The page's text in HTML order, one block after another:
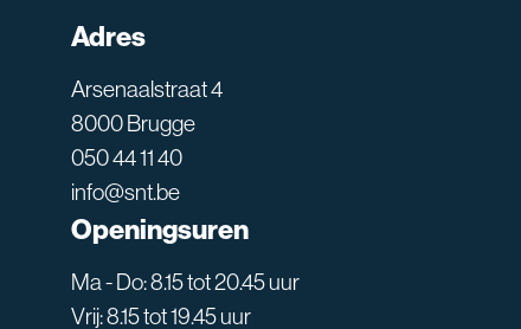
Adres
Arsenaalstraat 4
8000 Brugge
050 44 11 40
info@snt.be
Openingsuren
Ma - Do: 8.15 tot 20.45 uur
Vrij: 8.15 tot 19.45 uur